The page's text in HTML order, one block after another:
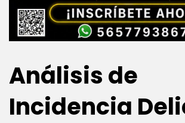
Análisis de
Incidencia